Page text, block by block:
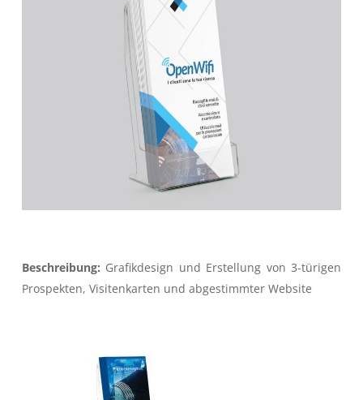
Beschreibung: Grafikdesign und Erstellung von 3-türigen
Prospekten, Visitenkarten und abgestimmter Website